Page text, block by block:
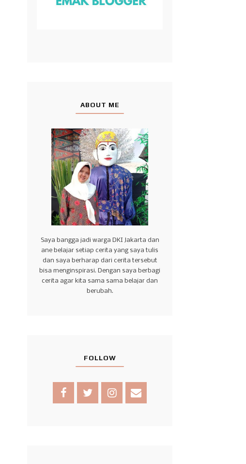
ABOUT ME
Saya bangga jadi warga DKI Jakarta dan
ane belajar setiap cerita yang saya tulis
dan saya berharap dari cerita tersebut
bisa menginspirasi. Dengan saya berbagi
cerita agar kita sama sama belajar dan
berubah.
FOLLOW